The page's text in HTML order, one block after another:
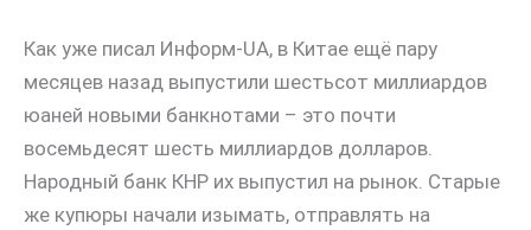
Как уже писал Информ-UA, в Китае ещё пару
месяцев назад выпустили шестьсот миллиардов
юаней новыми банкнотами – это почти
восемьдесят шесть миллиардов долларов.
Народный банк КНР их выпустил на рынок. Старые
же купюры начали изымать, отправлять на